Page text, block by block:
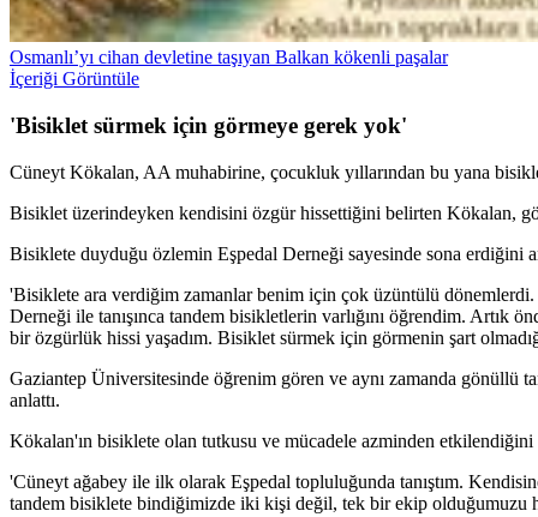
Osmanlı’yı cihan devletine taşıyan Balkan kökenli paşalar
İçeriği Görüntüle
'Bisiklet sürmek için görmeye gerek yok'
Cüneyt Kökalan, AA muhabirine, çocukluk yıllarından bu yana
Bisiklet üzerindeyken kendisini özgür hissettiğini belirten Kökalan,
Bisiklete duyduğu özlemin Eşpedal Derneği sayesinde sona erdiğini
'Bisiklete ara verdiğim zamanlar benim için çok üzüntülü
Derneği ile tanışınca tandem bisikletlerin varlığını öğrendim.
bir özgürlük hissi yaşadım. Bisiklet sürmek için görmenin şart
Gaziantep Üniversitesinde öğrenim gören ve aynı zamanda gönüllü
anlattı.
Kökalan'ın bisiklete olan tutkusu ve mücadele azminden
'Cüneyt ağabey ile ilk olarak Eşpedal topluluğunda tanıştım.
tandem bisiklete bindiğimizde iki kişi değil, tek bir ekip